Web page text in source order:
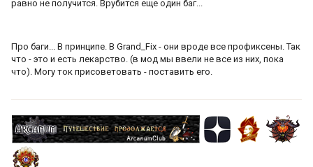
равно не получится. Врубится еще один баг...
Про баги... В принципе. В Grand_Fix - они вроде все профиксены. Так
что - это и есть лекарство. (в мод мы ввели не все из них, пока
что). Могу ток присоветовать - поставить его.